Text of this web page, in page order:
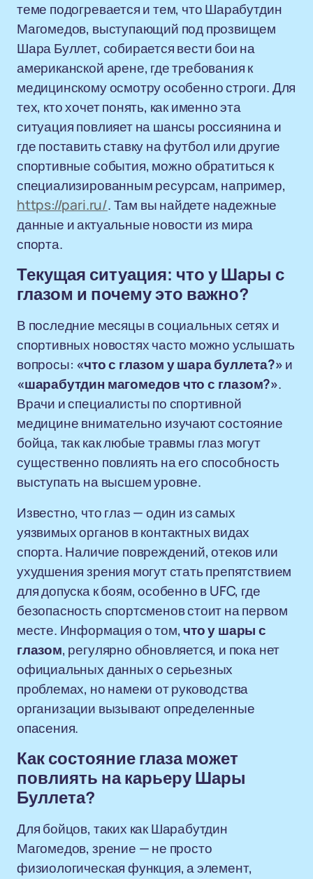
теме подогревается и тем, что Шарабутдин
Магомедов, выступающий под прозвищем
Шара Буллет, собирается вести бои на
американской арене, где требования к
медицинскому осмотру особенно строги. Для
тех, кто хочет понять, как именно эта
ситуация повлияет на шансы россиянина и
где поставить ставку на футбол или другие
спортивные события, можно обратиться к
специализированным ресурсам, например,
https://pari.ru/. Там вы найдете надежные
данные и актуальные новости из мира
спорта.
Текущая ситуация: что у Шары с
глазом и почему это важно?
В последние месяцы в социальных сетях и
спортивных новостях часто можно услышать
вопросы: «что с глазом у шара буллета?»и
«шарабутдин магомедов что с глазом?».
Врачи и специалисты по спортивной
медицине внимательно изучают состояние
бойца, так как любые травмы глаз могут
существенно повлиять на его способность
выступать на высшем уровне.
Известно, что глаз — один из самых
уязвимых органов в контактных видах
спорта. Наличие повреждений, отеков или
ухудшения зрения могут стать препятствием
для допуска к боям, особенно в UFC, где
безопасность спортсменов стоит на первом
месте. Информация о том,что у шары с
глазом, регулярно обновляется, и пока нет
официальных данных о серьезных
проблемах, но намеки от руководства
организации вызывают определенные
опасения.
Как состояние глаза может
повлиять на карьеру Шары
Буллета?
Для бойцов, таких как Шарабутдин
Магомедов, зрение — не просто
физиологическая функция, а элемент,